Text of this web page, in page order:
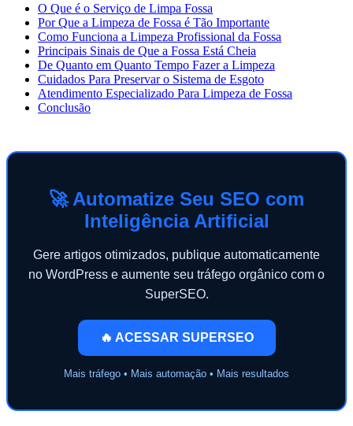
O Que é o Serviço de Limpa Fossa
Por Que a Limpeza de Fossa é Tão Importante
Como Funciona a Limpeza Profissional da Fossa
Principais Sinais de Que a Fossa Está Cheia
De Quanto em Quanto Tempo Fazer a Limpeza
Cuidados Para Preservar o Sistema de Esgoto
Atendimento Especializado Para Limpeza de Fossa
Conclusão
🚀 Automatize Seu SEO com
Inteligência Artificial
Gere artigos otimizados, publique automaticamente
no WordPress e aumente seu tráfego orgânico com o
SuperSEO.
🔥 ACESSAR SUPERSEO
Mais tráfego • Mais automação • Mais resultados